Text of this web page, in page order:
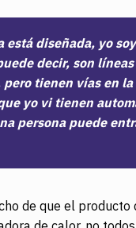
está diseñada, yo
decir, son
pero tienen vías en
yo vi tienen
persona puede
de que el